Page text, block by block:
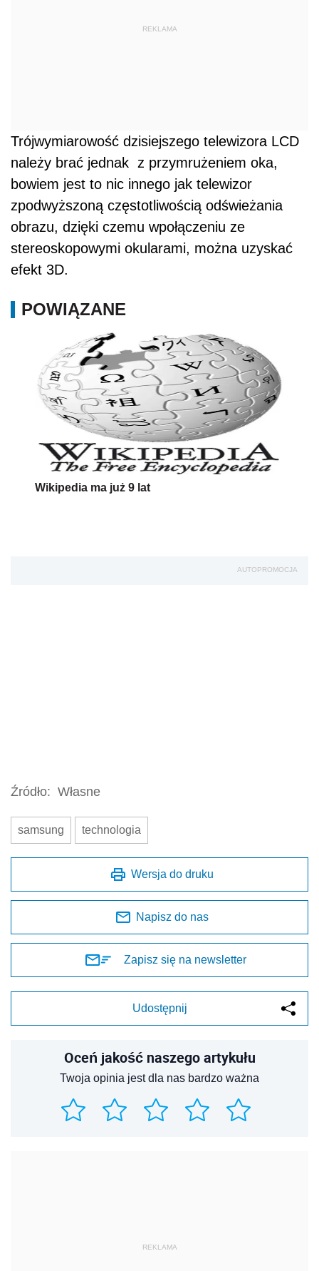
REKLAMA
Trójwymiarowość dzisiejszego telewizora LCD
należy brać jednak z przymrużeniem oka,
bowiem jest to nic innego jak telewizor
zpodwyższoną częstotliwością odświeżania
obrazu, dzięki czemu wpołączeniu ze
stereoskopowymi okularami, można uzyskać
efekt 3D.
POWIĄZANE
Wikipedia ma już 9 lat
AUTOPROMOCJA
Źródło: Własne
samsung technologia
Wersja do druku
Napisz do nas
Zapisz się na newsletter
Udostępnij
Oceń jakość naszego artykułu
Twoja opinia jest dla nas bardzo ważna
REKLAMA